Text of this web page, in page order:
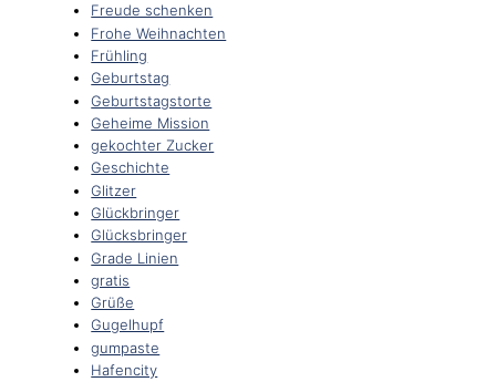
Freude schenken
Frohe Weihnachten
Frühling
Geburtstag
Geburtstagstorte
Geheime Mission
gekochter Zucker
Geschichte
Glitzer
Glückbringer
Glücksbringer
Grade Linien
gratis
Grüße
Gugelhupf
gumpaste
Hafencity